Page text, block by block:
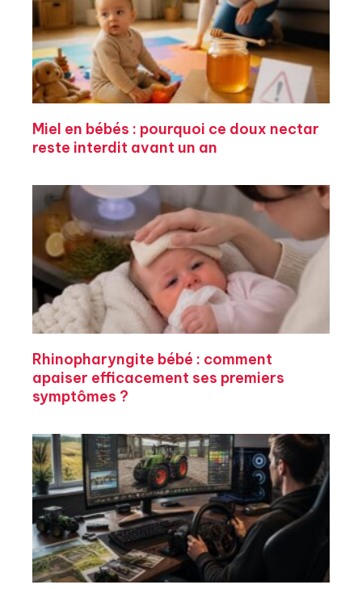
Miel en bébés : pourquoi ce doux nectar
reste interdit avant un an
Rhinopharyngite bébé : comment
apaiser efficacement ses premiers
symptômes ?